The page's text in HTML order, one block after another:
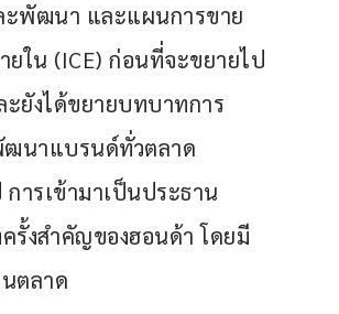
ะพัฒนา และแผนการขาย
ใน (ICE) ก่อนที่จะขยายไป
ยังได้ขยายบทบาทการ
ฒนาแบรนด์ทั่วตลาด
ารเข้ามาเป็นประธาน
รั้งสำคัญของฮอนด้า โดยมี
ตลาด